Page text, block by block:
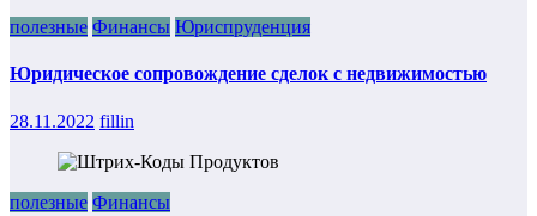
полезные Финансы Юриспруденция
Юридическое сопровождение сделок с недвижимостью
28.11.2022 fillin
полезные Финансы